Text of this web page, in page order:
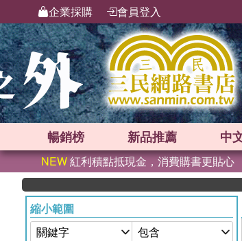
企業採購 會員登入
暢銷榜 新品推薦 中
NEW紅利積點抵現金，消費購書更貼心
縮小範圍